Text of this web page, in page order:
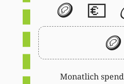
🪙 💶
🪙
Monatlich